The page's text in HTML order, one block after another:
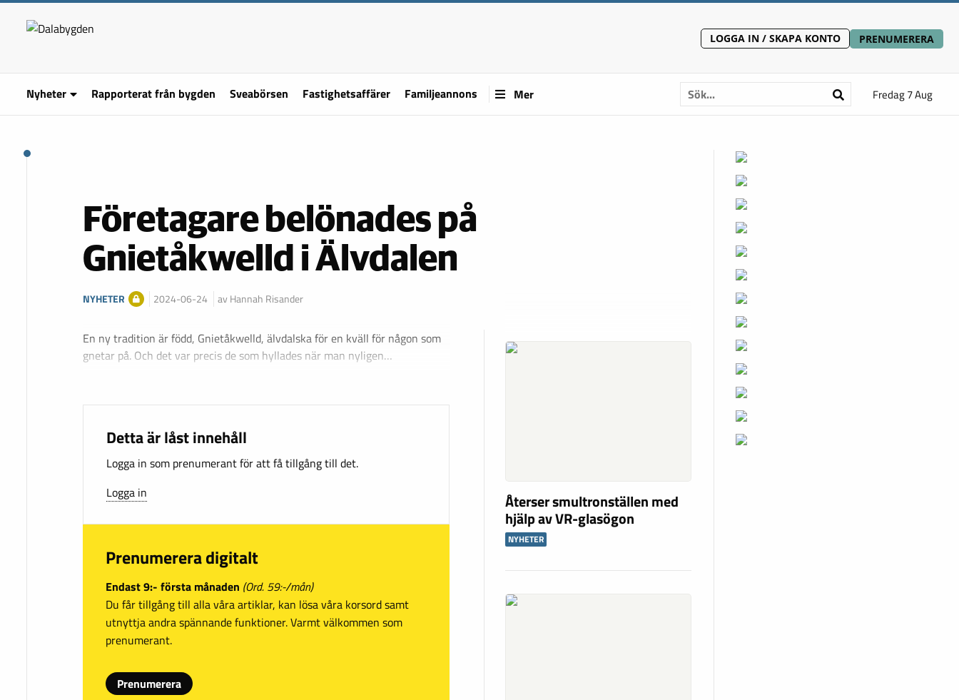
LOGGA IN / SKAPA KONTO PRENUMERERA
Nyheter Rapporterat från bygden Sveabörsen Fastighetsaffärer Familjeannons Mer Fredag 7 Aug
Företagare belönades på
Gnietåkwelld i Älvdalen
NYHETER 2024-06-24 av Hannah Risander
En ny tradition är född, Gnietåkwelld, älvdalska för en kväll för någon som
gnetar på. Och det var precis de som hyllades när man nyligen…
Detta är låst innehåll
Logga in som prenumerant för att få tillgång till det.
Logga in
Prenumerera digitalt
Endast 9:- första månaden (Ord. 59:-/mån)
Du får tillgång till alla våra artiklar, kan lösa våra korsord samt
utnyttja andra spännande funktioner. Varmt välkommen som
prenumerant.
Prenumerera
Återser smultronställen med
hjälp av VR-glasögon
NYHETER